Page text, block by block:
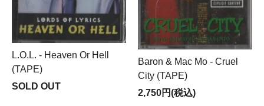
L.O.L. - Heaven Or Hell
(TAPE)
SOLD OUT
Baron & Mac Mo - Cruel
City (TAPE)
2,750円(税込)